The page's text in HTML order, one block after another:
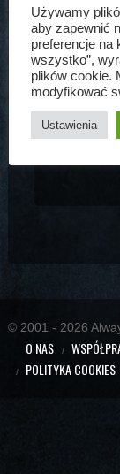
Home Galeria
FOTO
Zdjęcia z akcji.
Slideshow
© 2001 - 2026
O NAS
POLITYKA COOKIES
Używamy
aby zapewnić
preferencje na
wszystko”,
plików cookie.
modyfikować
Ustawienia